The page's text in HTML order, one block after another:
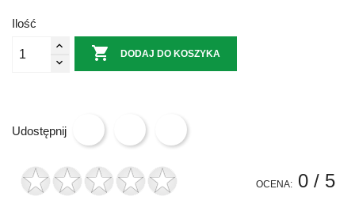
Ilość
 DODAJ DO KOSZYKA
Udostępnij
OCENA: 0 / 5